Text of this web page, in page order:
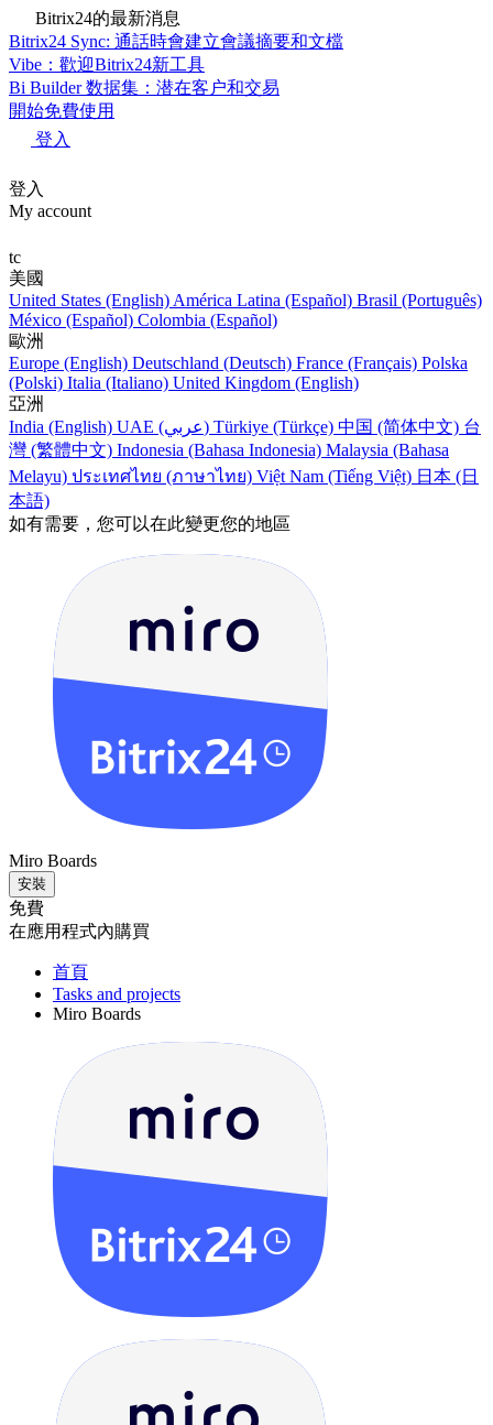
Bitrix24的最新消息
Bitrix24 Sync: 通話時會建立會議摘要和文檔
Vibe：歡迎Bitrix24新工具
Bi Builder 数据集：潜在客户和交易
開始免費使用
登入
登入
My account
tc
美國
United States (English) América Latina (Español) Brasil (Português)
México (Español) Colombia (Español)
歐洲
Europe (English) Deutschland (Deutsch) France (Français) Polska
(Polski) Italia (Italiano) United Kingdom (English)
亞洲
India (English)
UAE (عربي) Türkiye (Türkçe) 中国 (简体中文) 台
灣 (繁體中文) Indonesia (Bahasa Indonesia) Malaysia (Bahasa
Melayu) ประเทศไทย (ภาษาไทย) Việt Nam (Tiếng Việt) 日本 (日
本語)
如有需要，您可以在此變更您的地區
Miro Boards
安裝
免費
在應用程式內購買
首頁
Tasks and projects
Miro Boards